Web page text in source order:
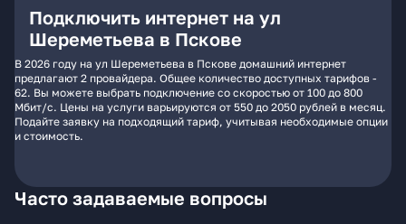
Подключить интернет на ул
Шереметьева в Пскове
В 2026 году на ул Шереметьева в Пскове домашний интернет
предлагают 2 провайдера. Общее количество доступных тарифов -
62. Вы можете выбрать подключение со скоростью от 100 до 800
Мбит/с. Цены на услуги варьируются от 550 до 2050 рублей в месяц.
Подайте заявку на подходящий тариф, учитывая необходимые опции
и стоимость.
Часто задаваемые вопросы